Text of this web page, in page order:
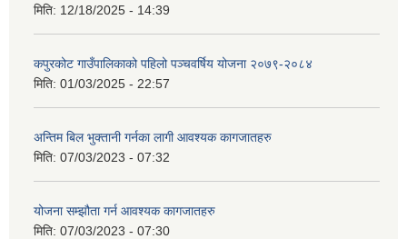
मिति: 12/18/2025 - 14:39
कपुरकोट गाउँपालिकाको पहिलो पञ्चवर्षिय योजना २०७९-२०८४
मिति: 01/03/2025 - 22:57
अन्तिम बिल भुक्तानी गर्नका लागी आवश्यक कागजातहरु
मिति: 07/03/2023 - 07:32
योजना सम्झौता गर्न आवश्यक कागजातहरु
मिति: 07/03/2023 - 07:30